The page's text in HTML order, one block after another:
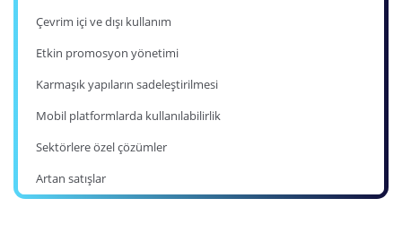
Çevrim içi ve dışı kullanım
Etkin promosyon yönetimi
Karmaşık yapıların sadeleştirilmesi
Mobil platformlarda kullanılabilirlik
Sektörlere özel çözümler
Artan satışlar